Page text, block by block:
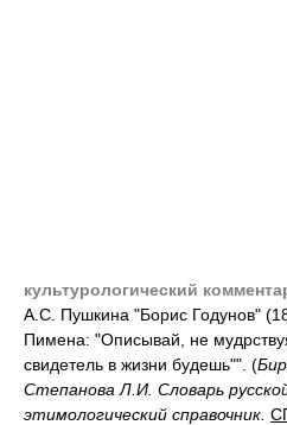
культурологический
А.С. Пушкина "Борис Годунов"
Пимена: "Описывай, не
свидетель в жизни будешь"". (
Степанова Л.И. Словарь
этимологический справочник.